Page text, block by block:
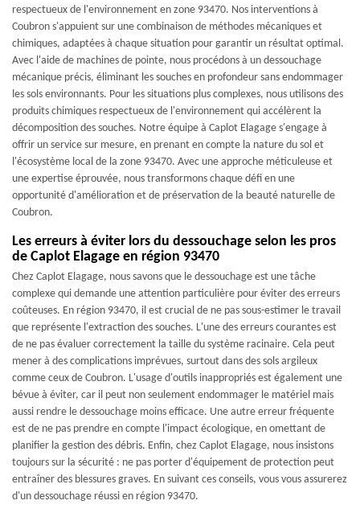
respectueux de l'environnement en zone 93470. Nos interventions à
Coubron s'appuient sur une combinaison de méthodes mécaniques et
chimiques, adaptées à chaque situation pour garantir un résultat optimal.
Avec l'aide de machines de pointe, nous procédons à un dessouchage
mécanique précis, éliminant les souches en profondeur sans endommager
les sols environnants. Pour les situations plus complexes, nous utilisons des
produits chimiques respectueux de l'environnement qui accélèrent la
décomposition des souches. Notre équipe à Caplot Elagage s'engage à
offrir un service sur mesure, en prenant en compte la nature du sol et
l'écosystème local de la zone 93470. Avec une approche méticuleuse et
une expertise éprouvée, nous transformons chaque défi en une
opportunité d'amélioration et de préservation de la beauté naturelle de
Coubron.
Les erreurs à éviter lors du dessouchage selon les pros
de Caplot Elagage en région 93470
Chez Caplot Elagage, nous savons que le dessouchage est une tâche
complexe qui demande une attention particulière pour éviter des erreurs
coûteuses. En région 93470, il est crucial de ne pas sous-estimer le travail
que représente l'extraction des souches. L'une des erreurs courantes est
de ne pas évaluer correctement la taille du système racinaire. Cela peut
mener à des complications imprévues, surtout dans des sols argileux
comme ceux de Coubron. L'usage d'outils inappropriés est également une
bévue à éviter, car il peut non seulement endommager le matériel mais
aussi rendre le dessouchage moins efficace. Une autre erreur fréquente
est de ne pas prendre en compte l'impact écologique, en omettant de
planifier la gestion des débris. Enfin, chez Caplot Elagage, nous insistons
toujours sur la sécurité : ne pas porter d'équipement de protection peut
entraîner des blessures graves. En suivant ces conseils, vous vous assurerez
d'un dessouchage réussi en région 93470.